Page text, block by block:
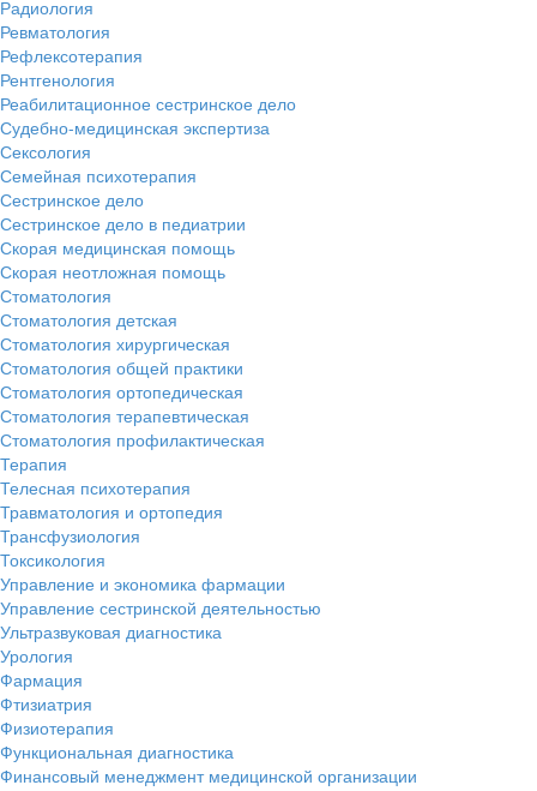
Радиология
Ревматология
Рефлексотерапия
Рентгенология
Реабилитационное сестринское дело
Судебно-медицинская экспертиза
Сексология
Семейная психотерапия
Сестринское дело
Сестринское дело в педиатрии
Скорая медицинская помощь
Скорая неотложная помощь
Стоматология
Стоматология детская
Стоматология хирургическая
Стоматология общей практики
Стоматология ортопедическая
Стоматология терапевтическая
Стоматология профилактическая
Терапия
Телесная психотерапия
Травматология и ортопедия
Трансфузиология
Токсикология
Управление и экономика фармации
Управление сестринской деятельностью
Ультразвуковая диагностика
Урология
Фармация
Фтизиатрия
Физиотерапия
Функциональная диагностика
Финансовый менеджмент медицинской организации